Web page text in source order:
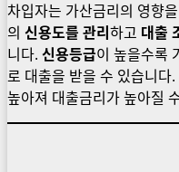
차입자는 가산금리의 영향
의 신용도를 관리하고 대출
니다. 신용등급이 높을수록
로 대출을 받을 수 있습니다
높아져 대출금리가 높아질